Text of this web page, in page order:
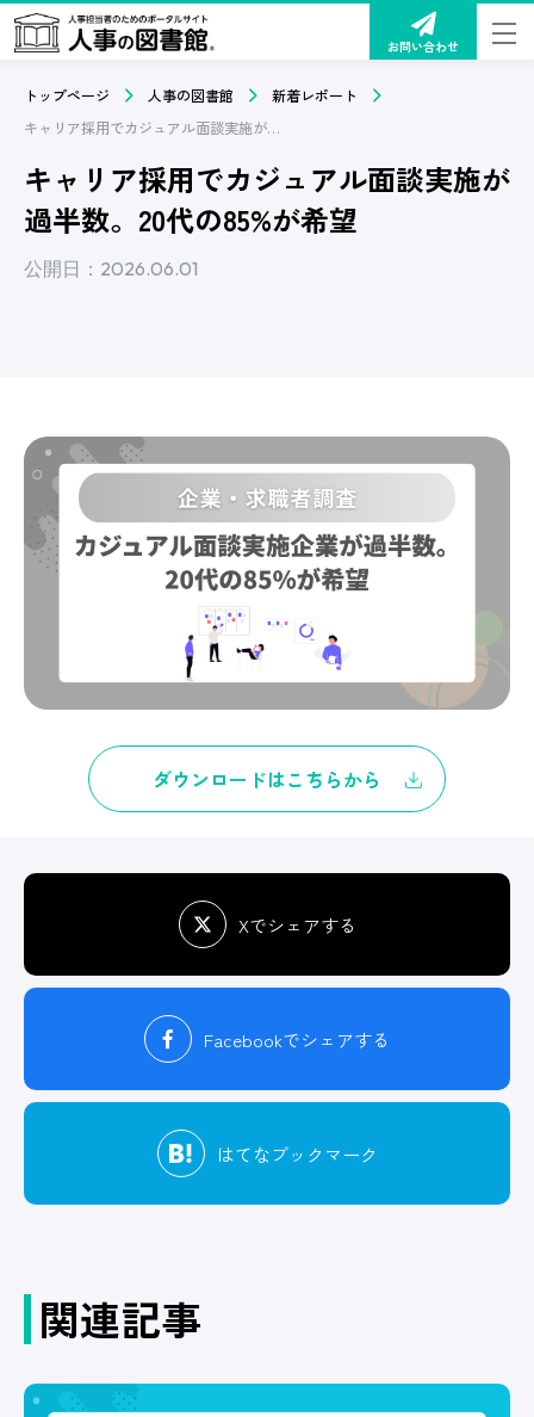
お問い合わせ
トップページ 人事の図書館
新着レポート
キャリア採用でカジュアル面談実施が過半数。20代の85%が希望
キャリア採用でカジュアル面談実施が
過半数。20代の85%が希望
公開日：2026.06.01
ダウンロードはこちらから
Xでシェアする
Facebookでシェアする
はてなブックマーク
関連記事